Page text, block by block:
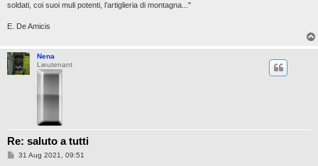
soldati, coi suoi muli potenti, l’artiglieria di montagna..."
E. De Amicis
Nena
Lieutenant
Re: saluto a tutti
P31 Aug 2021, 09:51